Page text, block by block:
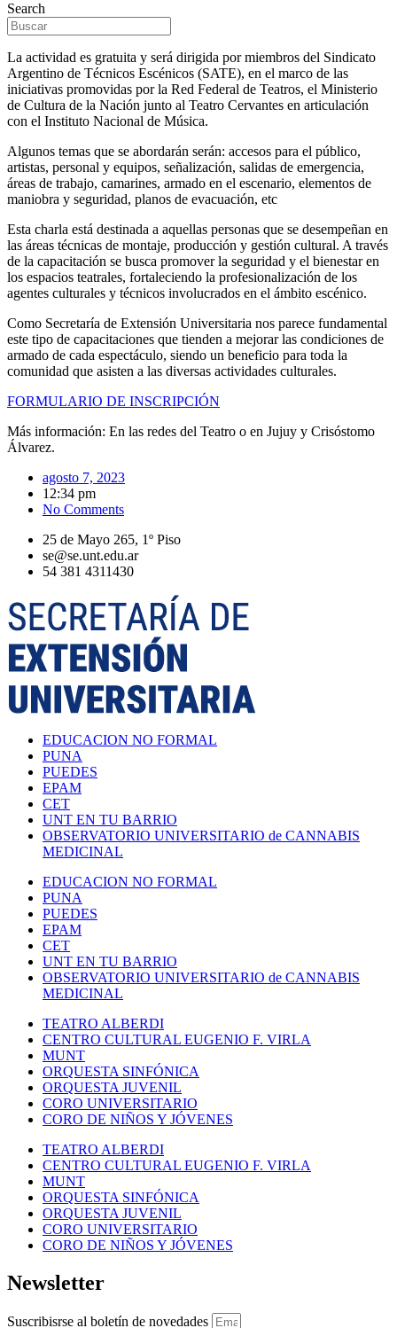
Search
La actividad es gratuita y será dirigida por miembros del Sindicato
Argentino de Técnicos Escénicos (SATE), en el marco de las
iniciativas promovidas por la Red Federal de Teatros, el Ministerio
de Cultura de la Nación junto al Teatro Cervantes en articulación
con el Instituto Nacional de Música.
Algunos temas que se abordarán serán: accesos para el público,
artistas, personal y equipos, señalización, salidas de emergencia,
áreas de trabajo, camarines, armado en el escenario, elementos de
maniobra y seguridad, planos de evacuación, etc
Esta charla está destinada a aquellas personas que se desempeñan en
las áreas técnicas de montaje, producción y gestión cultural. A través
de la capacitación se busca promover la seguridad y el bienestar en
los espacios teatrales, fortaleciendo la profesionalización de los
agentes culturales y técnicos involucrados en el ámbito escénico.
Como Secretaría de Extensión Universitaria nos parece fundamental
este tipo de capacitaciones que tienden a mejorar las condiciones de
armado de cada espectáculo, siendo un beneficio para toda la
comunidad que asisten a las diversas actividades culturales.
FORMULARIO DE INSCRIPCIÓN
Más información: En las redes del Teatro o en Jujuy y Crisóstomo
Álvarez.
agosto 7, 2023
12:34 pm
No Comments
25 de Mayo 265, 1º Piso
se@se.unt.edu.ar
54 381 4311430
EDUCACION NO FORMAL
PUNA
PUEDES
EPAM
CET
UNT EN TU BARRIO
OBSERVATORIO UNIVERSITARIO de CANNABIS
MEDICINAL
EDUCACION NO FORMAL
PUNA
PUEDES
EPAM
CET
UNT EN TU BARRIO
OBSERVATORIO UNIVERSITARIO de CANNABIS
MEDICINAL
TEATRO ALBERDI
CENTRO CULTURAL EUGENIO F. VIRLA
MUNT
ORQUESTA SINFÓNICA
ORQUESTA JUVENIL
CORO UNIVERSITARIO
CORO DE NIÑOS Y JÓVENES
TEATRO ALBERDI
CENTRO CULTURAL EUGENIO F. VIRLA
MUNT
ORQUESTA SINFÓNICA
ORQUESTA JUVENIL
CORO UNIVERSITARIO
CORO DE NIÑOS Y JÓVENES
Newsletter
Suscribisrse al boletín de novedades